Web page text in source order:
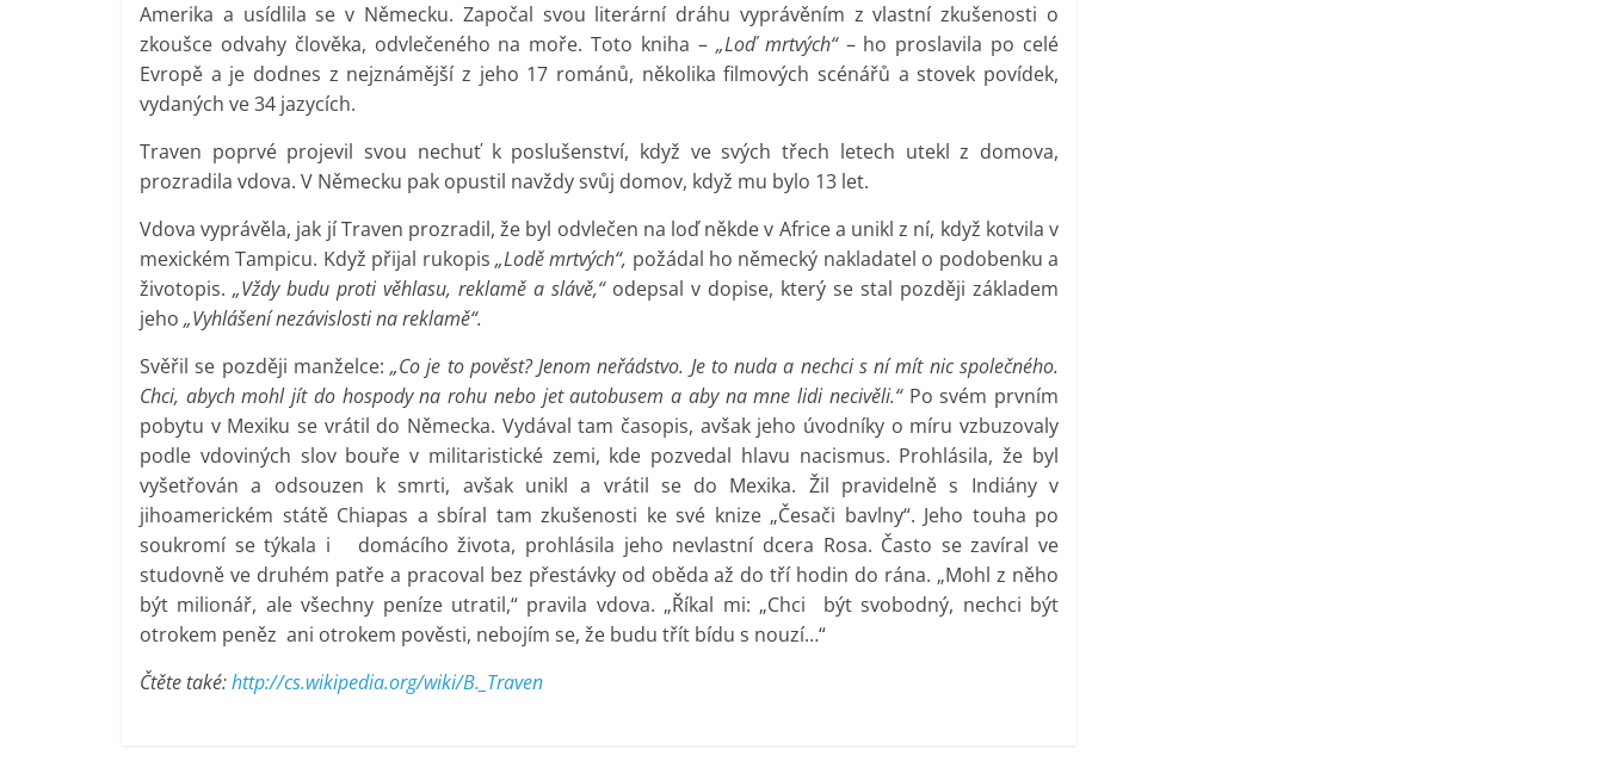
Amerika a usídlila se v Německu. Započal svou literární dráhu vyprávěním z vlastní zkušenosti o
zkoušce odvahy člověka, odvlečeného na moře. Toto kniha –„Loď mrtvých“– ho proslavila po celé
Evropě a je dodnes z nejznámější z jeho 17 románů, několika filmových scénářů a stovek povídek,
vydaných ve 34 jazycích.
Traven poprvé projevil svou nechuť k poslušenství, když ve svých třech letech utekl z domova,
prozradila vdova. V Německu pak opustil navždy svůj domov, když mu bylo 13 let.
Vdova vyprávěla, jak jí Traven prozradil, že byl odvlečen na loď někde v Africe a unikl z ní, když kotvila v
mexickém Tampicu. Když přijal rukopis „Lodě mrtvých“, požádal ho německý nakladatel o podobenku a
životopis. „Vždy budu proti věhlasu, reklamě a slávě,“odepsal v dopise, který se stal později základem
jeho „Vyhlášení nezávislosti na reklamě“.
Svěřil se později manželce: „Co je to pověst? Jenom neřádstvo. Je to nuda a nechci s ní mít nic společného.
Chci, abych mohl jít do hospody na rohu nebo jet autobusem a aby na mne lidi necivěli.“Po svém prvním
pobytu v Mexiku se vrátil do Německa. Vydával tam časopis, avšak jeho úvodníky o míru vzbuzovaly
podle vdoviných slov bouře v militaristické zemi, kde pozvedal hlavu nacismus. Prohlásila, že byl
vyšetřován a odsouzen k smrti, avšak unikl a vrátil se do Mexika. Žil pravidelně s Indiány v
jihoamerickém státě Chiapas a sbíral tam zkušenosti ke své knize „Česači bavlny“. Jeho touha po
soukromí se týkala i domácího života, prohlásila jeho nevlastní dcera Rosa. Často se zavíral ve
studovně ve druhém patře a pracoval bez přestávky od oběda až do tří hodin do rána. „Mohl z něho
být milionář, ale všechny peníze utratil,“ pravila vdova. „Říkal mi: „Chci být svobodný, nechci být
otrokem peněz ani otrokem pověsti, nebojím se, že budu třít bídu s nouzí…“
Čtěte také:http://cs.wikipedia.org/wiki/B._Traven